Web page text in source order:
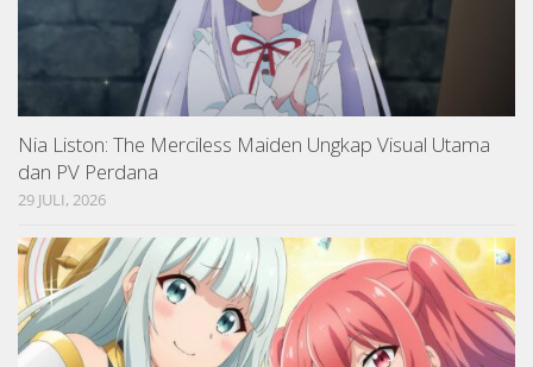
Nia Liston: The Merciless Maiden Ungkap Visual Utama
dan PV Perdana
29 JULI, 2026